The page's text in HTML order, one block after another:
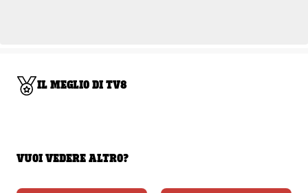
IL MEGLIO DI TV8
VUOI VEDERE ALTRO?